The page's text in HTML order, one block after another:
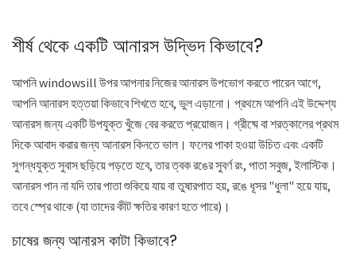
শীর্ষ থেকে একটি আনারস উদ্ভিদ কিভাবে?
আপনি windowsill উপর আপনার নিজের আনারস উপভোগ করতে পারেন আগে,
আপনি আনারস হত্তয়া কিভাবে শিখতে হবে, ভুল এড়ানো। প্রথমে আপনি এই উদ্দেশ্য
আনারস জন্য একটি উপযুক্ত খুঁজে বের করতে প্রয়োজন। গ্রীষ্মে বা শরত্কালের প্রথম
দিকে আবাদ করার জন্য আনারস কিনতে ভাল। ফলের পাকা হওয়া উচিত এবং একটি
সুগন্ধযুক্ত সুবাস ছড়িয়ে পড়তে হবে, তার ত্বক রঙের সুবর্ণ রং, পাতা সবুজ, ইলাস্টিক।
আনারস পান না যদি তার পাতা শুকিয়ে যায় বা তুষারপাত হয়, রঙে ধূসর "ধুলা" হয়ে যায়,
তবে স্প্রে থাকে (যা তাদের কীট ক্ষতির কারণ হতে পারে)।
চাষের জন্য আনারস কাটা কিভাবে?